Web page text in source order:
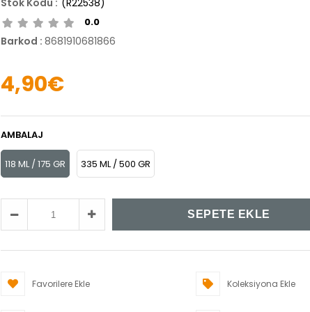
(R22538)
0.0
Barkod : 8681910681866
4,90€
AMBALAJ
118 ML / 175 GR 335 ML / 500 GR
Favorilere Ekle Koleksiyona Ekle